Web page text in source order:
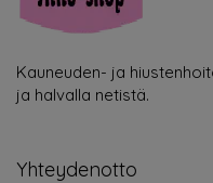
Kauneuden- ja
ja halvalla netistä.
Yhteydenotto